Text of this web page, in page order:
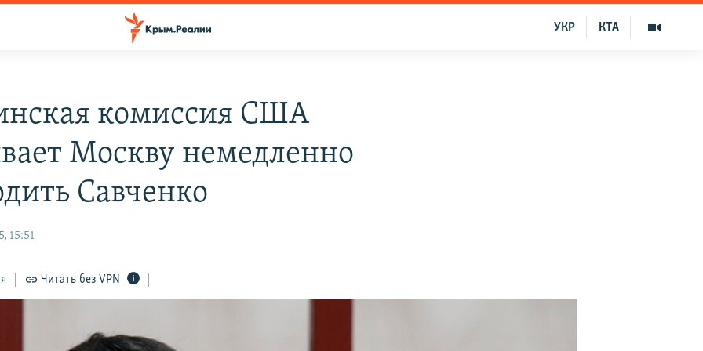
КТА
УКР
комиссия США
Москву немедленно
Савченко
15:51
Читать без VPN